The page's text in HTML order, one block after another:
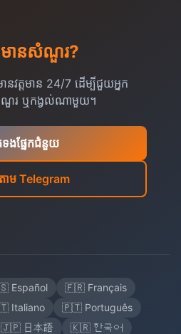
មានសំណួរ?
នវត្តមាន 24/7 ដើម្បីជួយអ្នក
រ ឬកង្វល់ណាមួយ។
ទង​ផ្នែក​ជំនួយ
ាម Telegram
Español
🇫🇷 Français
Italiano
🇵🇹 Português
🇯🇵 日本語
🇰🇷 한국어